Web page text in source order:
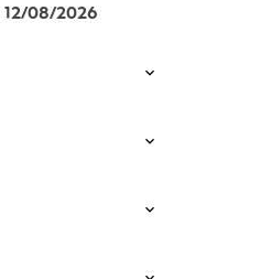
12/08/2026